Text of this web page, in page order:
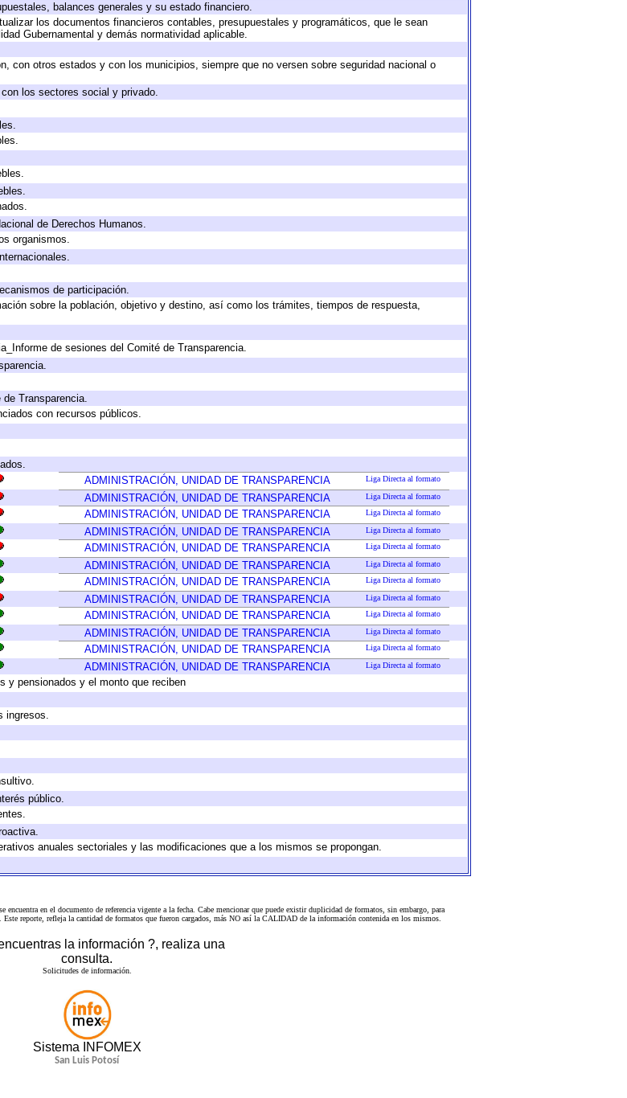
balances generales y su estado financiero.
los documentos financieros contables, presupuestales y programáticos, que le sean
Gubernamental y demás normatividad aplicable.
con otros estados y con los municipios, siempre que no versen sobre seguridad nacional o
los sectores social y privado.
de Derechos Humanos.
organismos.
de participación.
sobre la población, objetivo y destino, así como los trámites, tiempos de respuesta,
de sesiones del Comité de Transparencia.
Transparencia.
con recursos públicos.
ADMINISTRACIÓN, UNIDAD DE TRANSPARENCIA Liga Directa al formato
ADMINISTRACIÓN, UNIDAD DE TRANSPARENCIA Liga Directa al formato
ADMINISTRACIÓN, UNIDAD DE TRANSPARENCIA Liga Directa al formato
ADMINISTRACIÓN, UNIDAD DE TRANSPARENCIA Liga Directa al formato
ADMINISTRACIÓN, UNIDAD DE TRANSPARENCIA Liga Directa al formato
ADMINISTRACIÓN, UNIDAD DE TRANSPARENCIA Liga Directa al formato
ADMINISTRACIÓN, UNIDAD DE TRANSPARENCIA Liga Directa al formato
ADMINISTRACIÓN, UNIDAD DE TRANSPARENCIA Liga Directa al formato
ADMINISTRACIÓN, UNIDAD DE TRANSPARENCIA Liga Directa al formato
ADMINISTRACIÓN, UNIDAD DE TRANSPARENCIA Liga Directa al formato
ADMINISTRACIÓN, UNIDAD DE TRANSPARENCIA Liga Directa al formato
ADMINISTRACIÓN, UNIDAD DE TRANSPARENCIA Liga Directa al formato
y pensionados y el monto que reciben
ingresos.
público.
anuales sectoriales y las modificaciones que a los mismos se propongan.
encuentra en el documento de referenciavigente a la fecha. Cabe mencionar que puede existir duplicidad de formatos, sin embargo, para
reporte, refleja la cantidad de formatos que fueron cargados, más NO así la CALIDAD de la información contenida en los mismos.
la información ?, realiza una
consulta.
Solicitudes de información.
Sistema INFOMEX
San Luis Potosí